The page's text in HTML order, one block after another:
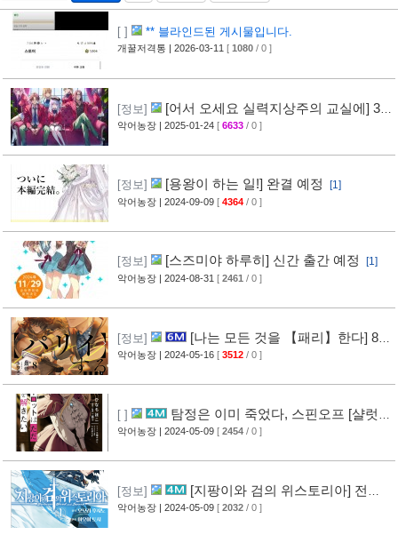
[ ] ** 블라인드된 게시물입니다.
개꿀저격통 | 2026-03-11 [ 1080 / 0 ]
[정보]
[어서 오세요 실력지상주의 교실에] 3
학년 편, 발매 결정 [1]
악어농장 | 2025-01-24 [ 6633 / 0 ]
[정보] [용왕이 하는 일!] 완결 예정 [1]
악어농장 | 2024-09-09 [ 4364 / 0 ]
[정보] [스즈미야 하루히] 신간 출간 예정 [1]
악어농장 | 2024-08-31 [ 2461 / 0 ]
[정보]
[나는 모든 것을 【패리】한다] 8권
표지
악어농장 | 2024-05-16 [ 3512 / 0 ]
[ ]
탐정은 이미 죽었다, 스핀오프 [샬럿은
그저, 사건을 해결하고 싶다.] 1권 표지
악어농장 | 2024-05-09 [ 2454 / 0 ]
[정보]
[지팡이와 검의 위스토리아] 전일
담 소설화 예정
악어농장 | 2024-05-09 [ 2032 / 0 ]